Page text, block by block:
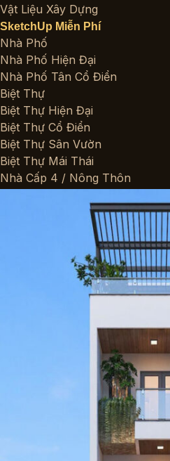
Vật Liệu Xây Dựng
SketchUp Miễn Phí
Nhà Phố
Nhà Phố Hiện Đại
Nhà Phố Tân Cổ Điển
Biệt Thự
Biệt Thự Hiện Đại
Biệt Thự Cổ Điển
Biệt Thự Sân Vườn
Biệt Thự Mái Thái
Nhà Cấp 4 / Nông Thôn
Công Trình Công Cộng
Công Trình Thương Mại
Biệt Thự 1 Tầng
Nhà Phố 4 Tầng Trở Lên
Thương Mại – Dịch Vụ